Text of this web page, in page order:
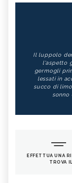
Il luppolo
l'aspetto
germogli
lessati in
succo di
sonno
EFFETTUA UNA
TROVA